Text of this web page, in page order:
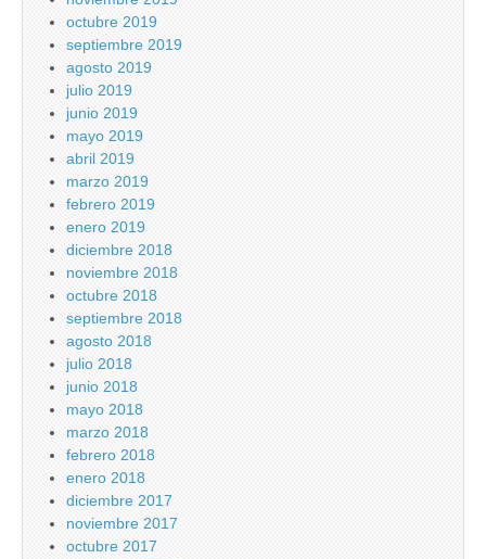
octubre 2019
septiembre 2019
agosto 2019
julio 2019
junio 2019
mayo 2019
abril 2019
marzo 2019
febrero 2019
enero 2019
diciembre 2018
noviembre 2018
octubre 2018
septiembre 2018
agosto 2018
julio 2018
junio 2018
mayo 2018
marzo 2018
febrero 2018
enero 2018
diciembre 2017
noviembre 2017
octubre 2017